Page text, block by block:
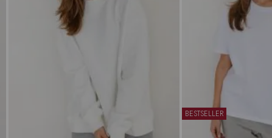
BESTSELLER